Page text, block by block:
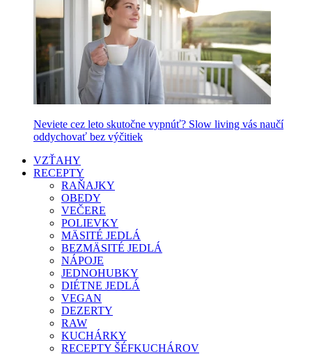
Neviete cez leto skutočne vypnúť? Slow living vás naučí
oddychovať bez výčitiek
VZŤAHY
RECEPTY
RAŇAJKY
OBEDY
VEČERE
POLIEVKY
MÄSITÉ JEDLÁ
BEZMÄSITÉ JEDLÁ
NÁPOJE
JEDNOHUBKY
DIÉTNE JEDLÁ
VEGAN
DEZERTY
RAW
KUCHÁRKY
RECEPTY ŠÉFKUCHÁROV